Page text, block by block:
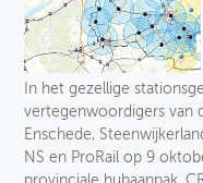
In het gezellige
vertegenwoordigers van
Enschede,
NS en ProRail op 9